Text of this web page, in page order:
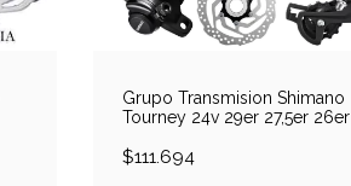
Grupo Transmision Shimano
Tourney 24v 29er 27,5er 26er
$111.694